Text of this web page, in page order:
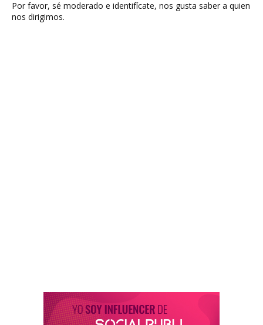
Por favor, sé moderado e identifícate, nos gusta saber a quien
nos dirigimos.